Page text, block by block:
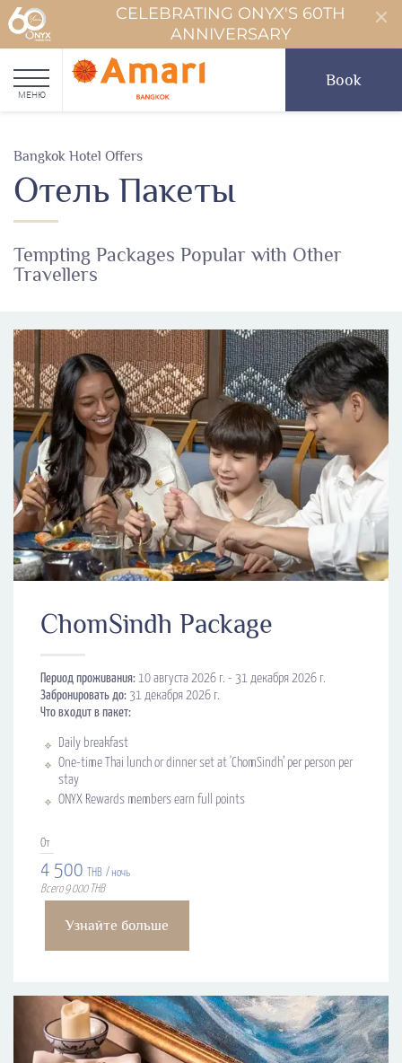
CELEBRATING ONYX'S 60TH
ANNIVERSARY
МЕНЮ
Book
Bangkok Hotel Offers
Отель Пакеты
Tempting Packages Popular with Other
Travellers
ChomSindh Package
Период проживания: 10 августа 2026 г. - 31 декабря 2026 г.
Забронировать до: 31 декабря 2026 г.
Что входит в пакет:
Daily breakfast
One-time Thai lunch or dinner set at 'ChomSindh’ per person per
stay
ONYX Rewards members earn full points
От
4 500 THB / ночь
Всего 9 000 THB
Узнайте больше